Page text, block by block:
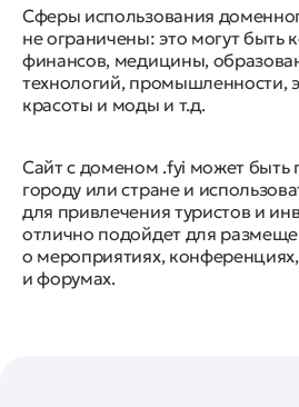
Сферы использования
не ограничены: это могут быть
финансов, медицины,
технологий, промышленности,
красоты и моды и т.д.
Сайт с доменом .fyi может быть
городу или стране и
для привлечения туристов и
отлично подойдет для
о мероприятиях,
и форумах.